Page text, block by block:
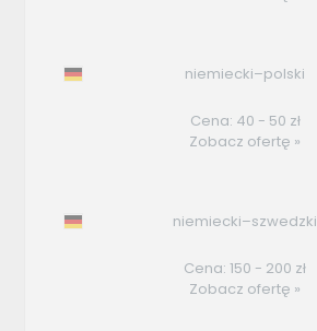
niemiecki–polski
Cena: 40 - 50 zł
Zobacz ofertę »
niemiecki–szwedzki
Cena: 150 - 200 zł
Zobacz ofertę »